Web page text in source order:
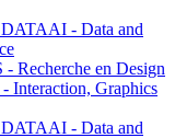
- Data and
Recherche en Design
Interaction, Graphics
- Data and